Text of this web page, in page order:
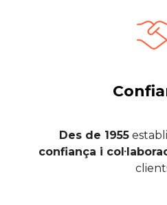
Des de 1955
confiança i